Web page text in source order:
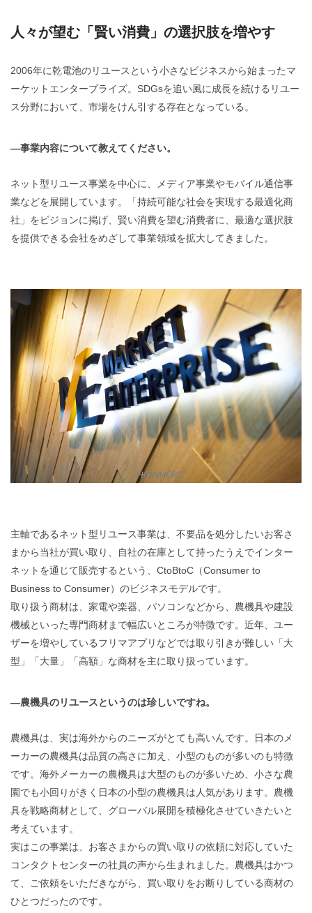
人々が望む「賢い消費」の選択肢を増やす
2006年に乾電池のリユースという小さなビジネスから始まったマ
ーケットエンタープライズ。SDGsを追い風に成長を続けるリユー
ス分野において、市場をけん引する存在となっている。
―事業内容について教えてください。
ネット型リユース事業を中心に、メディア事業やモバイル通信事
業などを展開しています。「持続可能な社会を実現する最適化商
社」をビジョンに掲げ、賢い消費を望む消費者に、最適な選択肢
を提供できる会社をめざして事業領域を拡大してきました。
主軸であるネット型リユース事業は、不要品を処分したいお客さ
まから当社が買い取り、自社の在庫として持ったうえでインター
ネットを通じて販売するという、CtoBtoC（Consumer to
Business to Consumer）のビジネスモデルです。
取り扱う商材は、家電や楽器、パソコンなどから、農機具や建設
機械といった専門商材まで幅広いところが特徴です。近年、ユー
ザーを増やしているフリマアプリなどでは取り引きが難しい「大
型」「大量」「高額」な商材を主に取り扱っています。
―農機具のリユースというのは珍しいですね。
農機具は、実は海外からのニーズがとても高いんです。日本のメ
ーカーの農機具は品質の高さに加え、小型のものが多いのも特徴
です。海外メーカーの農機具は大型のものが多いため、小さな農
園でも小回りがきく日本の小型の農機具は人気があります。農機
具を戦略商材として、グローバル展開を積極化させていきたいと
考えています。
実はこの事業は、お客さまからの買い取りの依頼に対応していた
コンタクトセンターの社員の声から生まれました。農機具はかつ
て、ご依頼をいただきながら、買い取りをお断りしている商材の
ひとつだったのです。